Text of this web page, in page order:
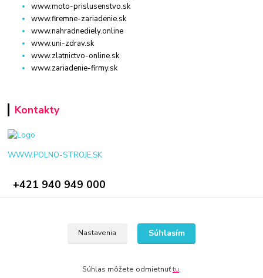
www.moto-prislusenstvo.sk
www.firemne-zariadenie.sk
www.nahradnediely.online
www.uni-zdrav.sk
www.zlatnictvo-online.sk
www.zariadenie-firmy.sk
Kontakty
WWW.POLNO-STROJE.SK
+421 940 949 000
Nastavenia Súhlasím
Súhlas môžete odmietnuťtu.